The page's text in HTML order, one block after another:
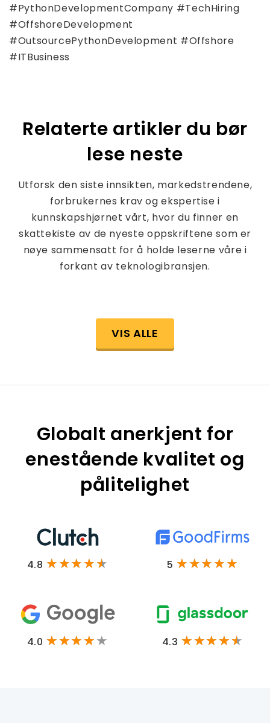
#PythonDevelopmentCompany #TechHiring
#OffshoreDevelopment
#OutsourcePythonDevelopment #Offshore
#ITBusiness
Relaterte artikler du bør
lese neste
Utforsk den siste innsikten, markedstrendene,
forbrukernes krav og ekspertise i
kunnskapshjørnet vårt, hvor du finner en
skattekiste av de nyeste oppskriftene som er
nøye sammensatt for å holde leserne våre i
forkant av teknologibransjen.
VIS ALLE
Globalt anerkjent for
enestående kvalitet og
pålitelighet
4.8 5
4.0 4.3